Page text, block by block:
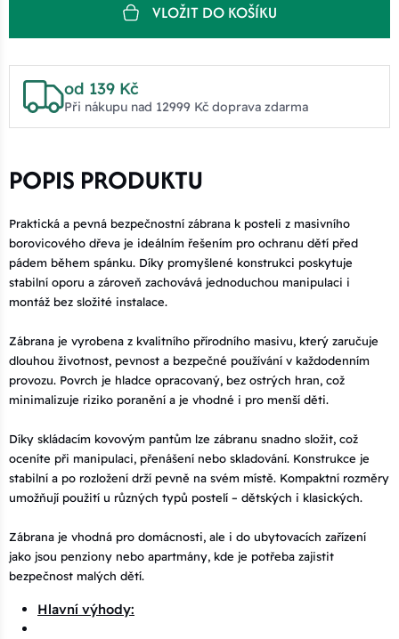
VLOŽIT DO KOŠÍKU
od 139 Kč
Při nákupu nad 12999 Kč doprava zdarma
POPIS PRODUKTU
Praktická a pevná bezpečnostní zábrana k posteli z masivního
borovicového dřeva je ideálním řešením pro ochranu dětí před
pádem během spánku. Díky promyšlené konstrukci poskytuje
stabilní oporu a zároveň zachovává jednoduchou manipulaci i
montáž bez složité instalace.
Zábrana je vyrobena z kvalitního přírodního masivu, který zaručuje
dlouhou životnost, pevnost a bezpečné používání v každodenním
provozu. Povrch je hladce opracovaný, bez ostrých hran, což
minimalizuje riziko poranění a je vhodné i pro menší děti.
Díky skládacím kovovým pantům lze zábranu snadno složit, což
oceníte při manipulaci, přenášení nebo skladování. Konstrukce je
stabilní a po rozložení drží pevně na svém místě. Kompaktní rozměry
umožňují použití u různých typů postelí – dětských i klasických.
Zábrana je vhodná pro domácnosti, ale i do ubytovacích zařízení
jako jsou penziony nebo apartmány, kde je potřeba zajistit
bezpečnost malých dětí.
Hlavní výhody: